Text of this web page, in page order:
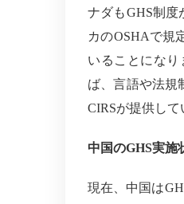
ナダもGHS制度
カのOSHAで規
いることにな
ば、言語や法規
CIRSが提供して
中国のGHS実施
現在、中国は